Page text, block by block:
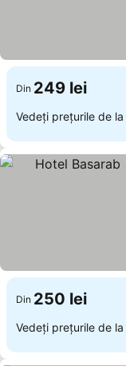
Din 249 lei
Vedeți prețurile de la
Din 250 lei
Vedeți prețurile de la